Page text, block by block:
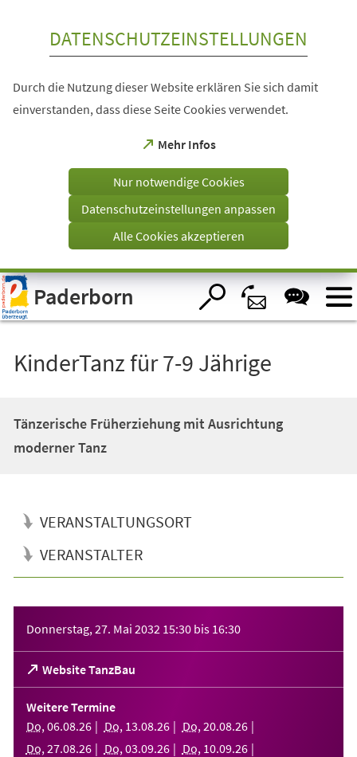
Visuelle
Assistenzsoftware
öffnen.
DATENSCHUTZEINSTELLUNGEN
Durch die Nutzung dieser Website erklären Sie sich damit
einverstanden, dass diese Seite Cookies verwendet.
Mehr Infos
(Öffnet
einem
Tab)
Nur notwendige Cookies
Datenschutzeinstellungen anpassen
Alle Cookies akzeptieren
Paderborn
KinderTanz für 7-9 Jährige
Tänzerische Früherziehung mit Ausrichtung
moderner Tanz
VERANSTALTUNGSORT
VERANSTALTER
Donnerstag, 27. Mai 2032 15:30 bis 16:30
Website TanzBau
(Öffnet
in
einem
neuen
Tab)
Weitere Termine
Do, 06.08.26 Do, 13.08.26 Do, 20.08.26
Do, 27.08.26 Do, 03.09.26 Do, 10.09.26